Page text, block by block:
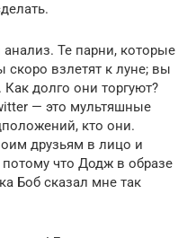
Те парни, которые
скоро взлетят к луне; вы
долго они торгуют?
— это мультяшные
кто они.
друзьям в лицо и
потому что Додж в образе
Боб сказал мне так